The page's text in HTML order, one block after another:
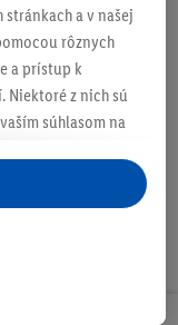
a v našej
rôznych
a prístup k
Niektoré z nich sú
súhlasom na
aj mimo nich. Ak
sa spracúvajú
do svojho